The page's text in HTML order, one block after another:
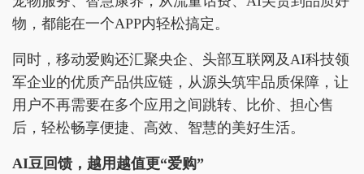
物，都能在一个APP内轻松搞定。
同时，移动爱购还汇聚央企、头部互联网及AI科技领
军企业的优质产品供应链，从源头筑牢品质保障，让
用户不再需要在多个应用之间跳转、比价、担心售
后，轻松畅享便捷、高效、智慧的美好生活。
AI豆回馈，越用越值更“爱购”